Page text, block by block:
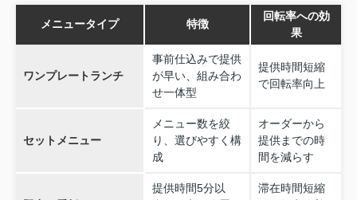
メニュータイプ 特徴
回転率への効
果
ワンプレートランチ
事前仕込みで提供
が早い、組み合わ
せ一体型
提供時間短縮
で回転率向上
セットメニュー
メニュー数を絞
り、選びやすく構
成
オーダーから
提供までの時
間を減らす
提供時間5分以
滞在時間短縮